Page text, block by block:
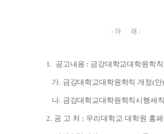
- 아 래 -
1. 공고내용 : 금강대학교대학원학
가. 금강대학교대학원학칙 개정(안)
나. 금강대학교대학원학칙시행세
2. 공 고 처 : 우리대학교 대학원 홈페